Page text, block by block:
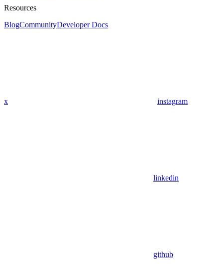
Resources
BlogCommunityDeveloper Docs
x instagram
linkedin
github